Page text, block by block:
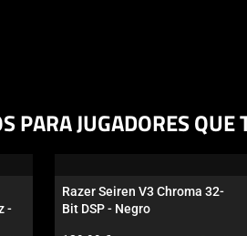
PARA JUGADORES QUE
-
Razer Seiren V3 Chroma 32-
Bit DSP - Negro